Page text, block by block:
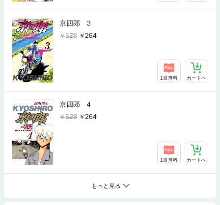
京四郎 3
528
264
1冊無料 カートへ
京四郎 4
528
264
1冊無料 カートへ
もっと見る